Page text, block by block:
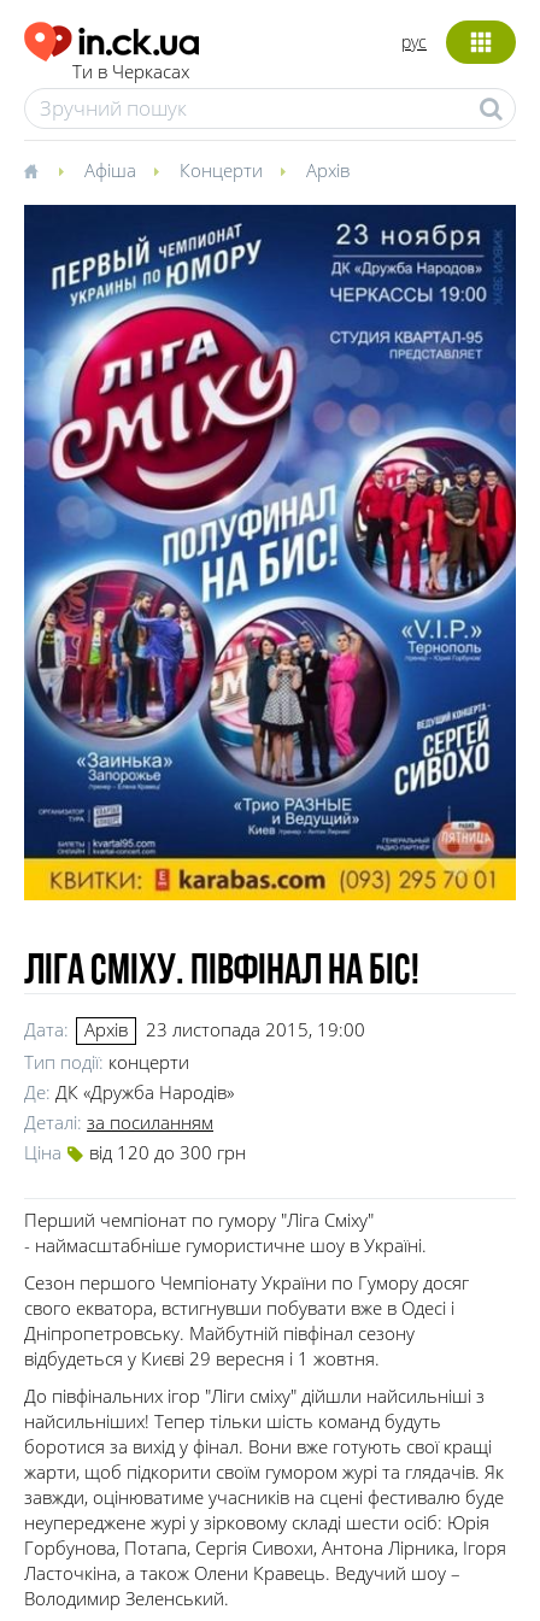
Ти в Черкасах
рус
Афіша Концерти Архів
Ліга сміху. Півфінал на біс!
Дата: Архів
23 листопада 2015, 19:00
Тип події: концерти
Де: ДК «Дружба Народів»
Деталі: за посиланням
Ціна
від 120 до 300 грн
Перший чемпіонат по гумору "Ліга Сміху"
- наймасштабніше гумористичне шоу в Україні.
Сезон першого Чемпіонату України по Гумору досяг
свого екватора, встигнувши побувати вже в Одесі і
Дніпропетровську. Майбутній півфінал сезону
відбудеться у Києві 29 вересня і 1 жовтня.
До півфінальних ігор "Ліги сміху" дійшли найсильніші з
найсильніших! Тепер тільки шість команд будуть
боротися за вихід у фінал. Вони вже готують свої кращі
жарти, щоб підкорити своїм гумором журі та глядачів. Як
завжди, оцінюватиме учасників на сцені фестивалю буде
неупереджене журі у зірковому складі шести осіб: Юрія
Горбунова, Потапа, Сергія Сивохи, Антона Лірника, Ігоря
Ласточкіна, а також Олени Кравець. Ведучий шоу –
Володимир Зеленський.